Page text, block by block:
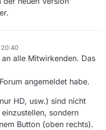
20:40
alle Mitwirkenden. Das
angemeldet habe.
HD, usw.) sind nicht
sondern
Button (oben rechts).